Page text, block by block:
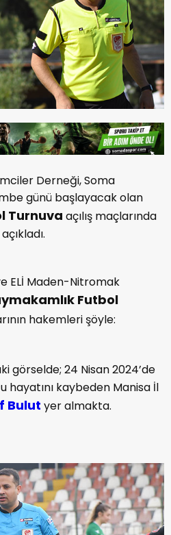
Derneği, Soma
günü başlayacak olan
Turnuva açılış maçlarında
ELİ Maden-Nitromak
Futbol
hakemleri şöyle:
görselde; 24 Nisan 2024’de
hayatını kaybeden Manisa İl
Bulut yer almakta.